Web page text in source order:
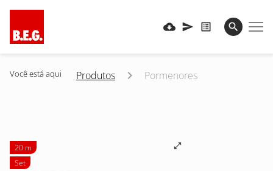
Você está aqui Produtos Pormenores
20 m
Set